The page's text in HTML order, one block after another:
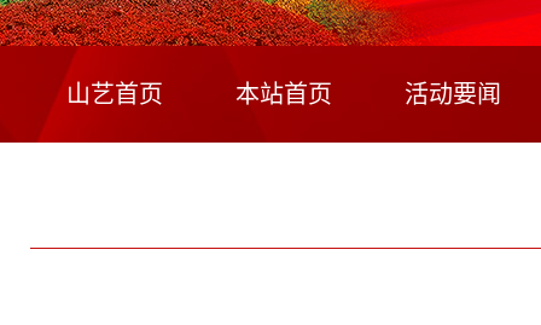
山艺首页 本站首页 活动要闻